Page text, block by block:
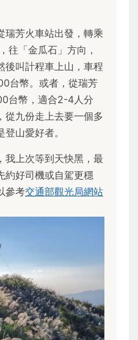
瑞芳火車站出發，轉乘
往「金瓜石」方向，
後叫計程車上山，車程
台幣。或者，從瑞芳
台幣，適合2-4人分
從九份走上去要一個多
山愛好者。
我上次等到天快黑，最
約好司機或自駕更穩
參考交通部觀光局網站